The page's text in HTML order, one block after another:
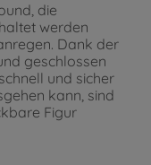
die
werden
Dank der
geschlossen
und sicher
kann, sind
Figur